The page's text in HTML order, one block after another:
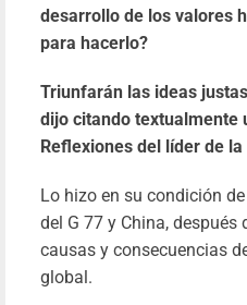
desarrollo de los valores
para hacerlo?
Triunfarán las ideas
dijo citando textualmente
Reflexiones del líder de la
Lo hizo en su condición
del G 77 y China,
causas y consecuencias
global.